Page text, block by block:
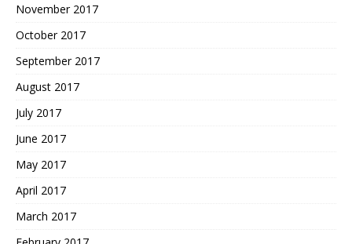
November 2017
October 2017
September 2017
August 2017
July 2017
June 2017
May 2017
April 2017
March 2017